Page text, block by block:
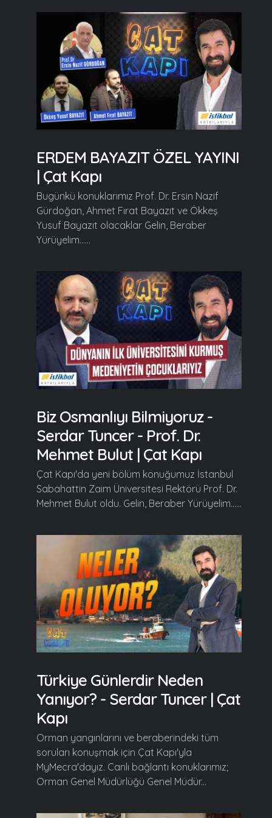
ERDEM BAYAZIT ÖZEL YAYINI
| Çat Kapı
Bugünkü konuklarımız Prof. Dr. Ersin Nazif
Gürdoğan, Ahmet Fırat Bayazıt ve Ökkeş
Yusuf Bayazıt olacaklar Gelin, Beraber
Yürüyelim......
Biz Osmanlıyı Bilmiyoruz -
Serdar Tuncer - Prof. Dr.
Mehmet Bulut | Çat Kapı
Çat Kapı'da yeni bölüm konuğumuz İstanbul
Sabahattin Zaim Üniversitesi Rektörü Prof. Dr.
Mehmet Bulut oldu. Gelin, Beraber Yürüyelim......
Türkiye Günlerdir Neden
Yanıyor? - Serdar Tuncer | Çat
Kapı
Orman yangınlarını ve beraberindeki tüm
soruları konuşmak için Çat Kapı'yla
MyMecra'dayız. Canlı bağlantı konuklarımız;
Orman Genel Müdürlüğü Genel Müdür...